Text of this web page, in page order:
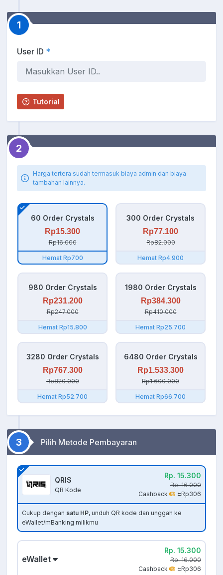
1
User ID *
Tutorial
2
Harga tertera sudah termasuk biaya admin dan biaya
tambahan lainnya.
60 Order Crystals
Rp15.300
Rp16.000
Hemat Rp700
300 Order Crystals
Rp77.100
Rp82.000
Hemat Rp4.900
980 Order Crystals
Rp231.200
Rp247.000
Hemat Rp15.800
1980 Order Crystals
Rp384.300
Rp410.000
Hemat Rp25.700
3280 Order Crystals
Rp767.300
Rp820.000
Hemat Rp52.700
6480 Order Crystals
Rp1.533.300
Rp1.600.000
Hemat Rp66.700
3 Pilih Metode Pembayaran
QRIS
QR Kode
Rp. 15.300
Rp. 16.000
Cashback
±Rp306
Cukup dengan satu HP, unduh QR kode dan unggah ke
eWallet/mBanking milikmu
eWallet
Rp. 15.300
Rp. 16.000
Cashback
±Rp306